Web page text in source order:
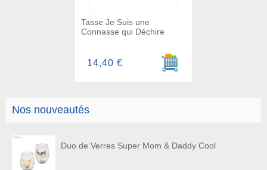
Nos nouveautés
Duo de Verres Super Mom & Daddy Cool
Tasse Je Suis une
Connasse qui Déchire
Ajouter au panier
14,40 €